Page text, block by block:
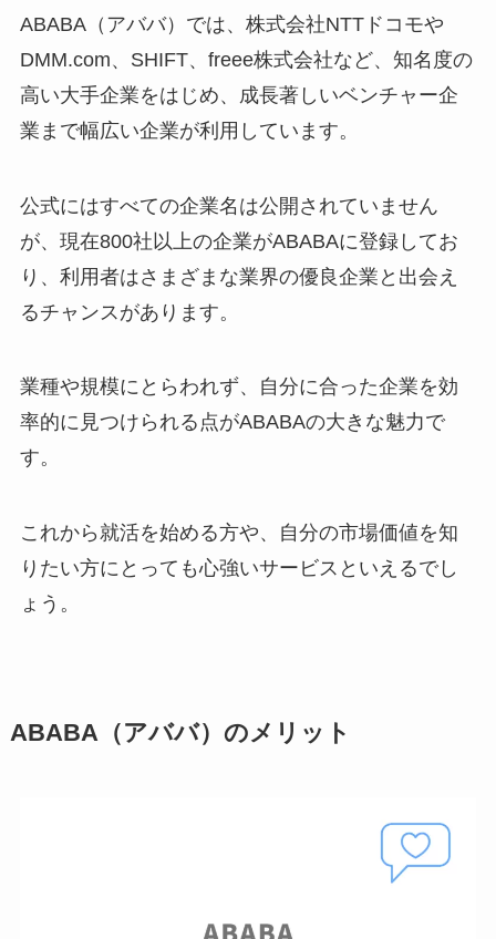
ABABA（アババ）では、株式会社NTTドコモや
DMM.com、SHIFT、freee株式会社など、知名度の
高い大手企業をはじめ、成長著しいベンチャー企
業まで幅広い企業が利用しています。
公式にはすべての企業名は公開されていません
が、現在800社以上の企業がABABAに登録してお
り、利用者はさまざまな業界の優良企業と出会え
るチャンスがあります。
業種や規模にとらわれず、自分に合った企業を効
率的に見つけられる点がABABAの大きな魅力で
す。
これから就活を始める方や、自分の市場価値を知
りたい方にとっても心強いサービスといえるでし
ょう。
ABABA（アババ）のメリット